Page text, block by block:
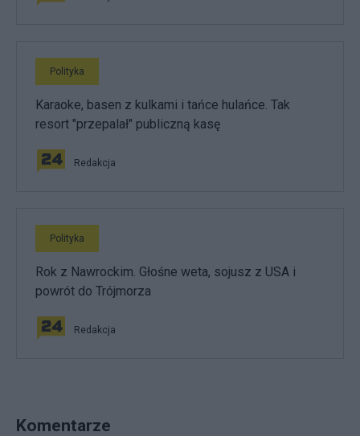
Polityka
Karaoke, basen z kulkami i tańce hulańce. Tak
resort "przepalał" publiczną kasę
Redakcja
Polityka
Rok z Nawrockim. Głośne weta, sojusz z USA i
powrót do Trójmorza
Redakcja
Komentarze